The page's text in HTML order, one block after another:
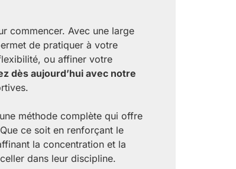
commencer. Avec une large
de pratiquer à votre
ou affiner votre
dès aujourd’hui avec notre
méthode complète qui offre
ce soit en renforçant le
la concentration et la
dans leur discipline.